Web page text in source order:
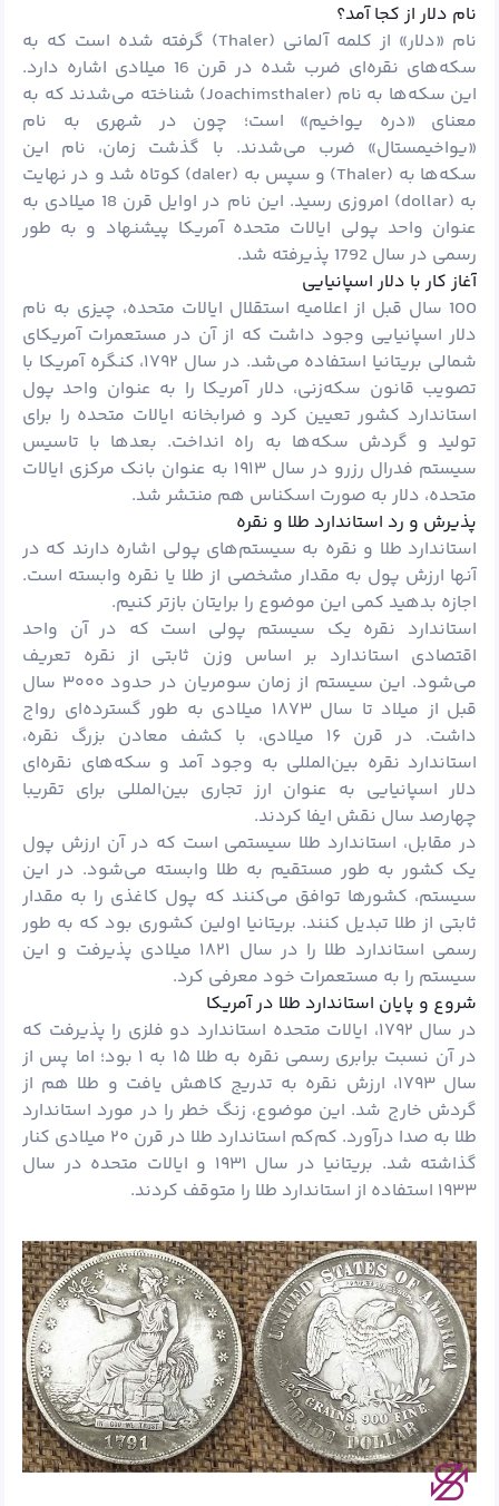
نام دلار از کجا آمد؟
نام «دلار» از کلمه آلمانی (Thaler) گرفته شده است که به
سکه‌های نقره‌ای ضرب شده در قرن 16 میلادی اشاره دارد.
این سکه‌ها به نام (Joachimsthaler) شناخته می‌شدند که به
معنای «دره یواخیم» است؛ چون در شهری به نام
«یواخیمستال» ضرب می‌شدند. با گذشت زمان، نام این
سکه‌ها به (Thaler) و سپس به (daler) کوتاه شد و در نهایت
به (dollar) امروزی رسید. این نام در اوایل قرن 18 میلادی به
عنوان واحد پولی ایالات متحده آمریکا پیشنهاد و به طور
رسمی در سال 1792 پذیرفته شد.
آغاز کار با دلار اسپانیایی
100 سال قبل از اعلامیه استقلال ایالات متحده، چیزی به نام
دلار اسپانیایی وجود داشت که از آن در مستعمرات آمریکای
شمالی بریتانیا استفاده می‌شد. در سال ۱۷۹۲، کنگره آمریکا با
تصویب قانون سکه‌زنی، دلار آمریکا را به عنوان واحد پول
استاندارد کشور تعیین کرد و ضرابخانه ایالات متحده را برای
تولید و گردش سکه‌ها به راه انداخت. بعدها با تاسیس
سیستم فدرال رزرو در سال ۱۹۱۳ به عنوان بانک مرکزی ایالات
متحده، دلار به صورت اسکناس‌ هم منتشر شد.
پذیرش و رد استاندارد طلا و نقره
استاندارد طلا و نقره به سیستم‌های پولی اشاره دارند که در
آنها ارزش پول به مقدار مشخصی از طلا یا نقره وابسته است.
اجازه بدهید کمی این موضوع را برایتان بازتر کنیم.
استاندارد نقره یک سیستم پولی است که در آن واحد
اقتصادی استاندارد بر اساس وزن ثابتی از نقره تعریف
می‌شود. این سیستم از زمان سومریان در حدود ۳۰۰۰ سال
قبل از میلاد تا سال ۱۸۷۳ میلادی به طور گسترده‌ای رواج
داشت. در قرن ۱۶ میلادی، با کشف معادن بزرگ نقره،
استاندارد نقره بین‌المللی به وجود آمد و سکه‌های نقره‌ای
دلار اسپانیایی به عنوان ارز تجاری بین‌المللی برای تقریبا
چهارصد سال نقش ایفا کردند.
در مقابل، استاندارد طلا سیستمی است که در آن ارزش پول
یک کشور به طور مستقیم به طلا وابسته می‌شود. در این
سیستم، کشورها توافق می‌کنند که پول کاغذی را به مقدار
ثابتی از طلا تبدیل کنند. بریتانیا اولین کشوری بود که به طور
رسمی استاندارد طلا را در سال ۱۸۲۱ میلادی پذیرفت و این
سیستم را به مستعمرات خود معرفی کرد.
شروع و پایان استاندارد طلا در آمریکا
در سال ۱۷۹۲، ایالات متحده استاندارد دو فلزی را پذیرفت که
در آن نسبت برابری رسمی نقره به طلا ۱۵ به ۱ بود؛ اما پس از
سال ۱۷۹۳، ارزش نقره به تدریج کاهش یافت و طلا هم از
گردش خارج شد. این موضوع، زنگ خطر را در مورد استاندارد
طلا به صدا درآورد. کم‌کم استاندارد طلا در قرن ۲۰ میلادی کنار
گذاشته شد. بریتانیا در سال ۱۹۳۱ و ایالات متحده در سال
۱۹۳۳ استفاده از استاندارد طلا را متوقف کردند.